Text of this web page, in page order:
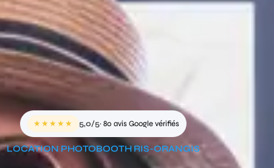
★★★★★ 5,0/5· 80 avis Google vérifiés
LOCATION PHOTOBOOTH RIS-ORANGIS